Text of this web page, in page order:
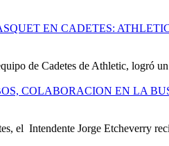
EN CADETES:
de Cadetes de Athletic, logró
COLABORACION EN LA
el Intendente Jorge Etcheverry